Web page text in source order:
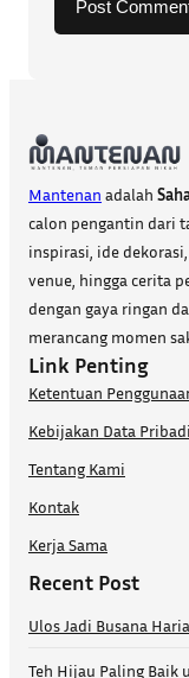
Mantenan adalah
calon pengantin dari
inspirasi, ide
venue, hingga cerita
dengan gaya ringan
merancang momen
Link Penting
Ketentuan
Kebijakan Data Pribadi
Tentang Kami
Kontak
Kerja Sama
Recent Post
Ulos Jadi Busana
Teh Hijau Paling Baik